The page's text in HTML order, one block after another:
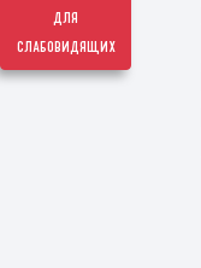
для
слабовидящих